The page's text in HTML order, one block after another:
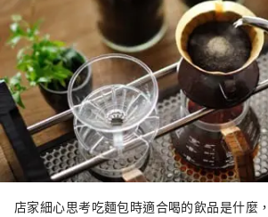
店家細心思考吃麵包時適合喝的飲品是什麼